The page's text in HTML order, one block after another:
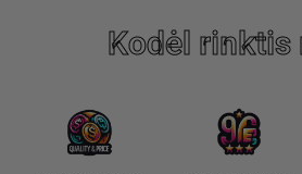
Kodėl rinktis